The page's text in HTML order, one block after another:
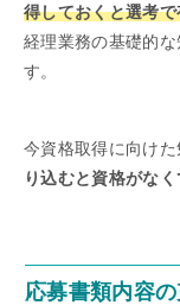
得しておくと選考
経理業務の基礎的
す。
今資格取得に向け
り込むと資格がな
応募書類内容